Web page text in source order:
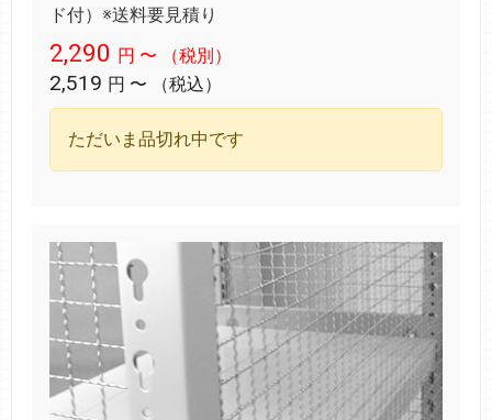
ド付）※送料要見積り
2,290 円 〜 （税別）
2,519 円 〜 （税込）
ただいま品切れ中です